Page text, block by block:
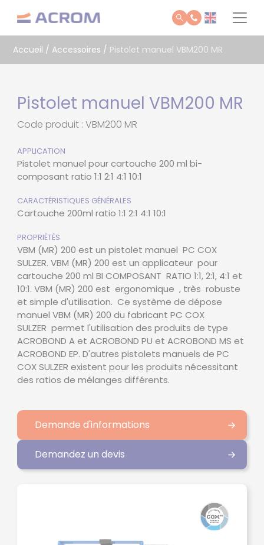
Accueil / Accessoires / Pistolet manuel VBM200 MR
Pistolet manuel VBM200 MR
Code produit : VBM200 MR
APPLICATION
Pistolet manuel pour cartouche 200 ml bi-
composant ratio 1:1 2:1 4:1 10:1
CARACTÉRISTIQUES GÉNÉRALES
Cartouche 200ml ratio 1:1 2:1 4:1 10:1
PROPRIÉTÉS
VBM (MR) 200 est un pistolet manuel PC COX
SULZER. VBM (MR) 200 est un applicateur pour
cartouche 200 ml BI COMPOSANT RATIO 1:1, 2:1, 4:1 et
10:1. VBM (MR) 200 est ergonomique , très robuste
et simple d'utilisation. Ce système de dépose
manuel VBM (MR) 200 du fabricant PC COX
SULZER permet l'utilisation des produits de type
ACROBOND A et ACROBOND PU et ACROBOND MS et
ACROBOND EP. D'autres pistolets manuels de PC
COX SULZER existent pour les produits nécessitant
des ratios de mélanges différents.
Demande d'informations
Demandez un devis